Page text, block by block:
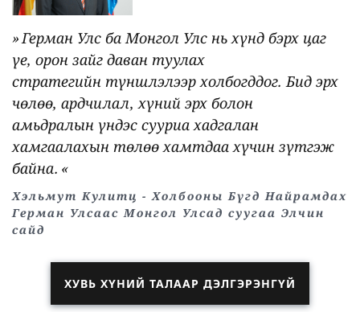
Герман Улс ба Монгол Улс нь хүнд бэрх цаг
үе, орон зайг даван туулах
стратегийн түншлэлээр холбогддог. Бид эрх
чөлөө, ардчилал, хүний эрх болон
амьдралын үндэс сууриа хадгалан
хамгаалахын төлөө хамтдаа хүчин зүтгэж
байна.
Хэльмут Кулитц - Холбооны Бүгд Найрамдах
Герман Улсаас Монгол Улсад суугаа Элчин
сайд
ХУВЬ ХҮНИЙ ТАЛААР ДЭЛГЭРЭНГҮЙ